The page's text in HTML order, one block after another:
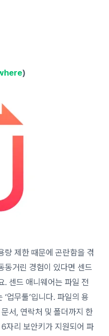
)
량 제한 때문에 곤란함을 겪
동거린 경험이 있다면 센드
. 센드 애니웨어는 파일 전
업무툴’입니다. 파일의 용
서, 연락처 및 폴더까지 한
자리 보안키가 지원되어 파